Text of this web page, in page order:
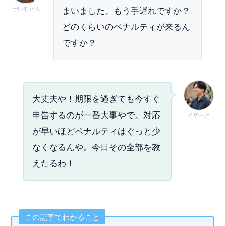
ぜいむたん
まいました。もう手遅れですか？
どのくらいのペナルティが来るん
ですか？
イザーク
大丈夫や！期限を過ぎても今すぐ
申告するのが一番大事やで。対応
が早いほどペナルティはぐっと少
なくなるんや。今日その全部を教
えたるわ！
この記事でわかること